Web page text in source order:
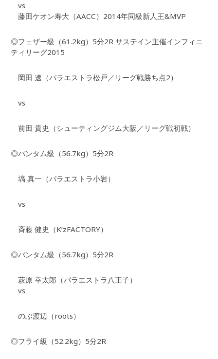
vs
藤田ケオン寿大（AACC）2014年同級新人王&MVP
◎フェザー級（61.2kg）5分2R サステイン主催インフィニ
ティリーグ2015
岡田 遼（パラエストラ松戸／リーグ戦勝ち点2）
vs
前田 貴史（シューティングジム大阪／リーグ戦初戦）
◎バンタム級（56.7kg）5分2R
塙 真一（パラエストラ小岩）
vs
斉藤 健史（K’zFACTORY）
◎バンタム級（56.7kg）5分2R
萩原 幸太郎（パラエストラ八王子）
vs
のぶ渡辺（roots）
◎フライ級（52.2kg）5分2R